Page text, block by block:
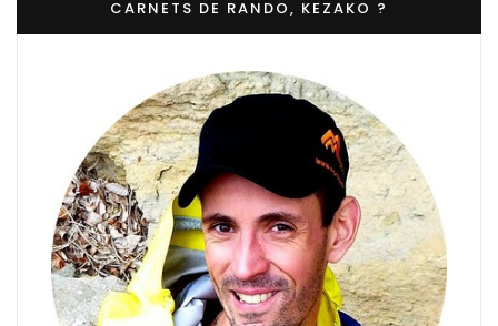
CARNETS DE RANDO, KEZAKO ?